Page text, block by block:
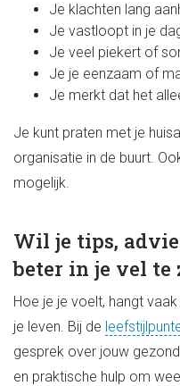
Je klachten lang
Je vastloopt in je
Je veel piekert of
Je je eenzaam of
Je merkt dat het
Je kunt praten met je
organisatie in de buurt.
mogelijk.
Wil je tips,
beter in je vel te
Hoe je je voelt, hangt
je leven. Bij de
gesprek over jouw
en praktische hulp om